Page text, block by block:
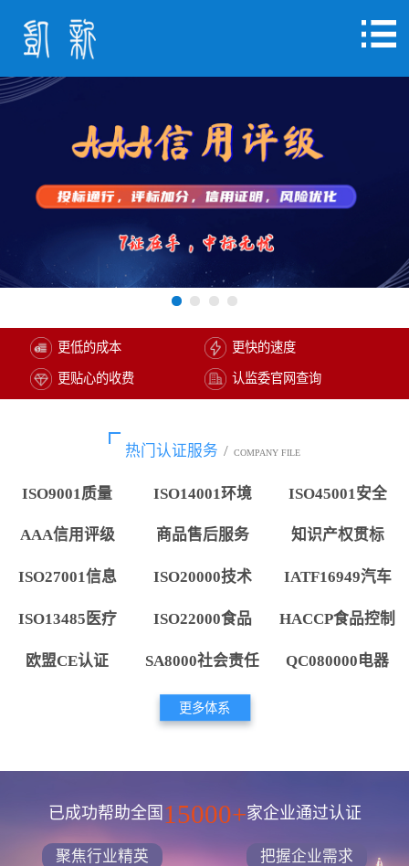
更低的成本 更快的速度
更贴心的收费 认监委官网查询
热门认证服务 / COMPANY FILE
ISO9001质量 ISO14001环境 ISO45001安全
AAA信用评级 商品售后服务 知识产权贯标
ISO27001信息 ISO20000技术 IATF16949汽车
ISO13485医疗 ISO22000食品 HACCP食品控制
欧盟CE认证 SA8000社会责任 QC080000电器
更多体系
已成功帮助全国 15000+家企业通过认证
聚焦行业精英 把握企业需求